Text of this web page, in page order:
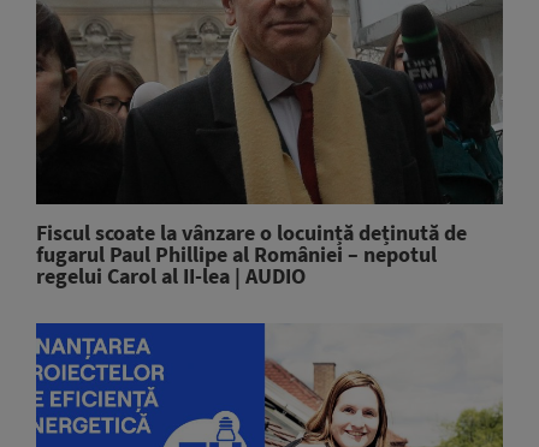
Fiscul scoate la vânzare o locuință deținută de
fugarul Paul Phillipe al României – nepotul
regelui Carol al II-lea | AUDIO